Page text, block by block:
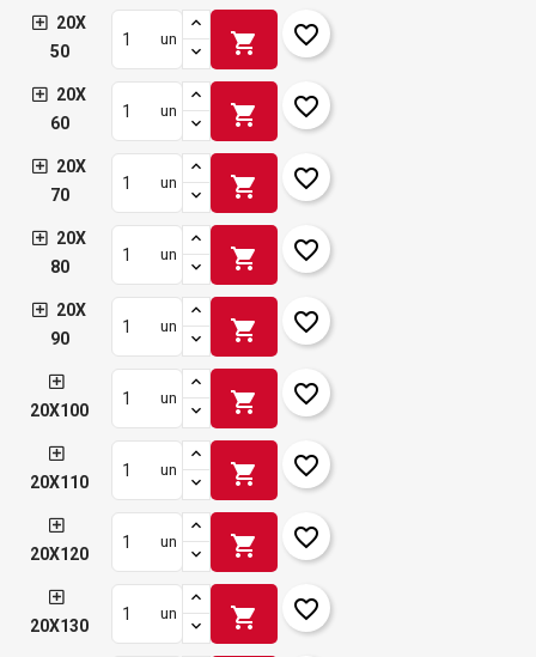
20X
50
un shopping_cart favorite_border
20X
60
un shopping_cart favorite_border
20X
70
un shopping_cart favorite_border
20X
80
un shopping_cart favorite_border
20X
90
un shopping_cart favorite_border
20X100
un shopping_cart favorite_border
20X110
un shopping_cart favorite_border
20X120
un shopping_cart favorite_border
20X130
un shopping_cart favorite_border